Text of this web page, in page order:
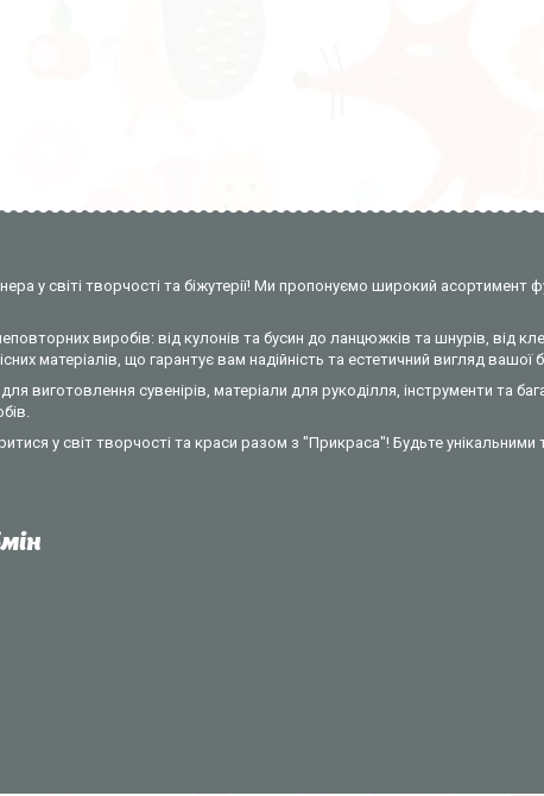
у світі творчості та біжутерії! Ми пропонуємо широкий асортимент
виробів: від кулонів та бусин до ланцюжків та шнурів, від
матеріалів, що гарантує вам надійність та естетичний вигляд вашої
виготовлення сувенірів, матеріали для рукоділля, інструменти та
у світ творчості та краси разом з "Прикраса"! Будьте